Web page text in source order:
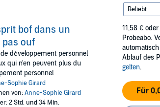
bof dans un
ouf
développement personnel
qui n'en peuvent plus du
personnel
Sophie Girard
von:Anne-Sophie Girard
2 Std. und 34 Min.
11,58 €
Probeabo.
Ablauf des
gelten.
Für